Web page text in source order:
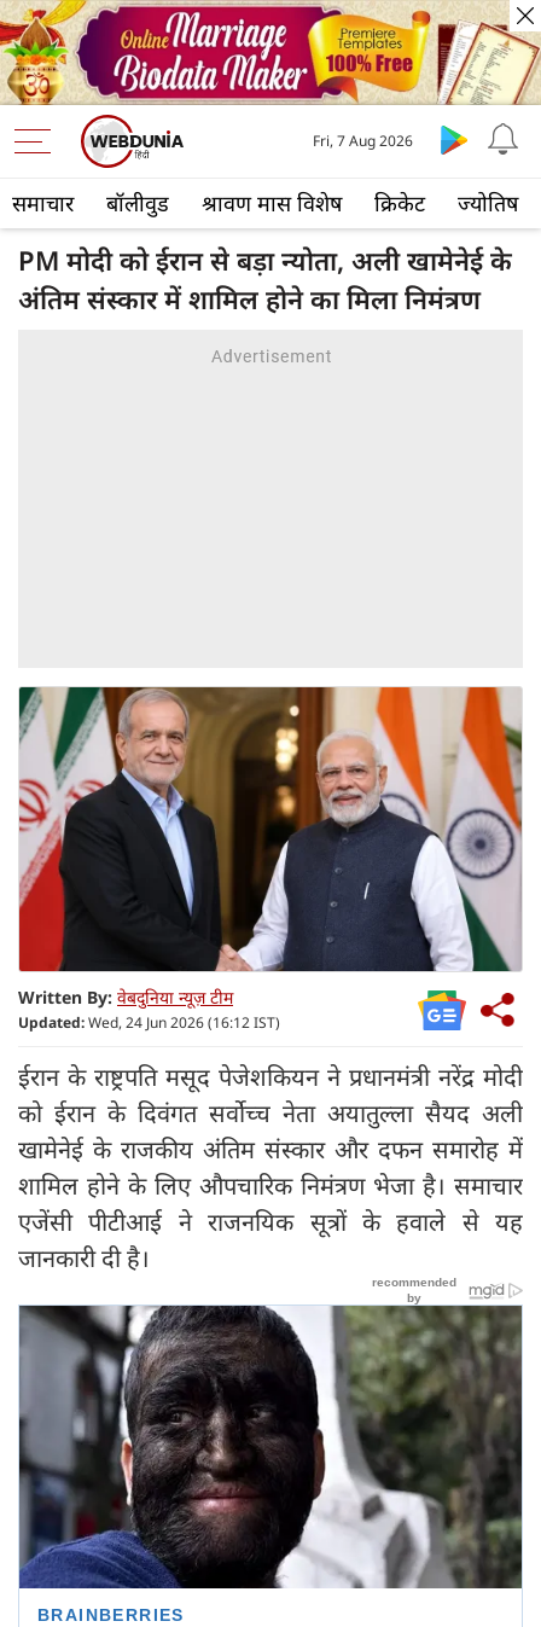
समाचार बॉलीवुड श्रावण मास विशेष क्रिकेट ज्योतिष
Fri, 7 Aug 2026
PM मोदी को ईरान से बड़ा न्योता, अली खामेनेई के
अंतिम संस्कार में शामिल होने का मिला निमंत्रण
Written By: वेबदुनिया न्यूज़ टीम
Updated:Wed, 24 Jun 2026 (16:12 IST)
ईरान के राष्ट्रपति मसूद पेजेशकियन ने प्रधानमंत्री नरेंद्र मोदी
को ईरान के दिवंगत सर्वोच्च नेता अयातुल्ला सैयद अली
खामेनेई के राजकीय अंतिम संस्कार और दफन समारोह में
शामिल होने के लिए औपचारिक निमंत्रण भेजा है। समाचार
एजेंसी पीटीआई ने राजनयिक सूत्रों के हवाले से यह
जानकारी दी है।